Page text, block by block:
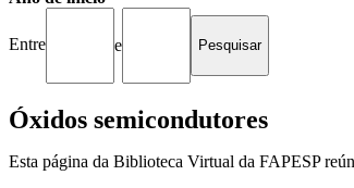
Entre e
Óxidos semicondutores
Esta página da Biblioteca Virtual da FAPESP